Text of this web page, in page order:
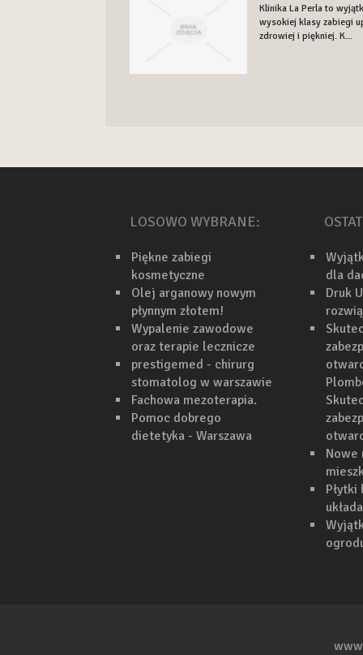
Klinika La Perla to
wysokiej klasy zabiegi
zdrowiej i piękniej. K...
LOSOWO WYBRANE:
Piękne zabiegi
kosmetyczne
Olej arganowy nowym
płynnym złotem!
Wypalenie zawodowe
oraz terapie lecznicze
prestigemed - chirurg
stomatolog w warszawie
Fachowa mezoterapia.
Pomoc dobrego
dietetyka - Warszawa
dla
Druk
Nowe